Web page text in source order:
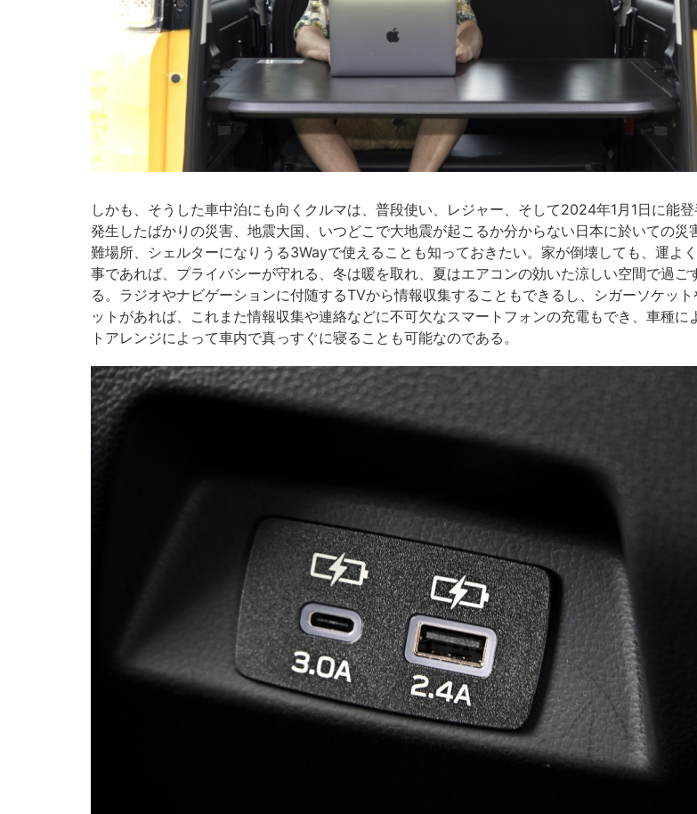
しかも、そうした車中泊にも向くクルマは、普段使い、レジャー、そして2024年1月1日に能
発生したばかりの災害、地震大国、いつどこで大地震が起こるか分からない日本に於いての災
難場所、シェルターになりうる3Wayで使えることも知っておきたい。家が倒壊しても、運よ
事であれば、プライバシーが守れる、冬は暖を取れ、夏はエアコンの効いた涼しい空間で過ご
る。ラジオやナビゲーションに付随するTVから情報収集することもできるし、シガーソケット
ットがあれば、これまた情報収集や連絡などに不可欠なスマートフォンの充電もでき、車種に
トアレンジによって車内で真っすぐに寝ることも可能なのである。